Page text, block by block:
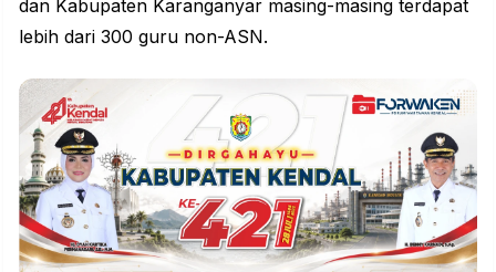
dan Kabupaten Karanganyar masing-masing terdapat
lebih dari 300 guru non-ASN.